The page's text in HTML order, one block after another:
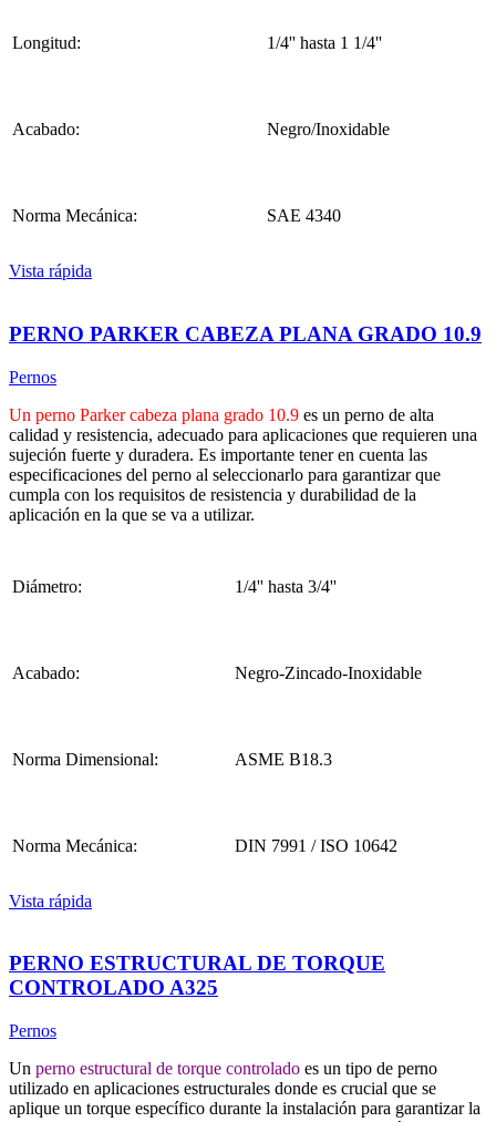
Longitud: 1/4'' hasta 1 1/4''
Acabado: Negro/Inoxidable
Norma Mecánica: SAE 4340
Vista rápida
PERNO PARKER CABEZA PLANA GRADO 10.9
Pernos
Un perno Parker cabeza plana grado 10.9 es un perno de alta
calidad y resistencia, adecuado para aplicaciones que requieren una
sujeción fuerte y duradera. Es importante tener en cuenta las
especificaciones del perno al seleccionarlo para garantizar que
cumpla con los requisitos de resistencia y durabilidad de la
aplicación en la que se va a utilizar.
Diámetro: 1/4'' hasta 3/4''
Acabado: Negro-Zincado-Inoxidable
Norma Dimensional: ASME B18.3
Norma Mecánica: DIN 7991 / ISO 10642
Vista rápida
PERNO ESTRUCTURAL DE TORQUE
CONTROLADO A325
Pernos
Un perno estructural de torque controlado es un tipo de perno
utilizado en aplicaciones estructurales donde es crucial que se
aplique un torque específico durante la instalación para garantizar la